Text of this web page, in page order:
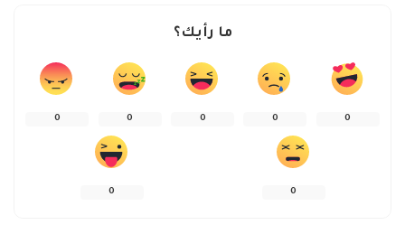
ما رأيك؟
0
0
0
0
0
0
0